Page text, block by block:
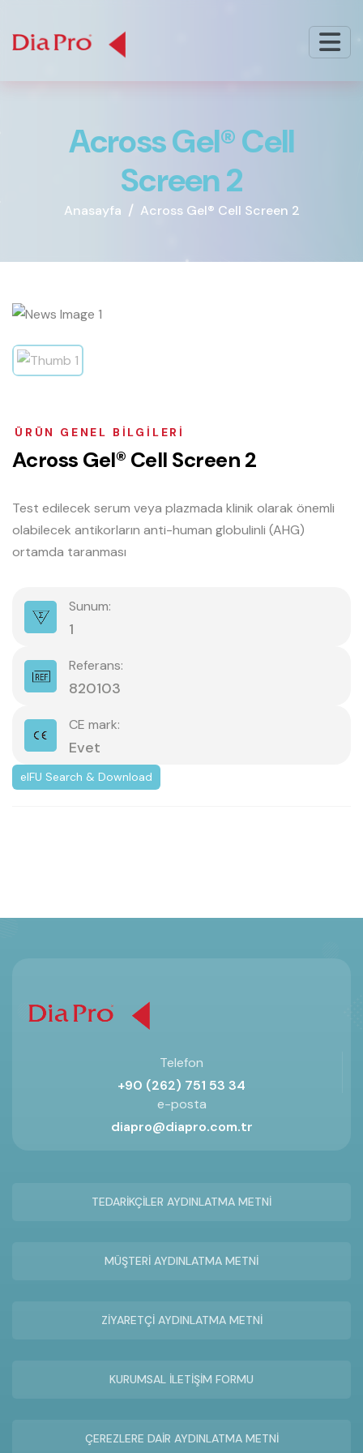
AcrossGel®Cell
Screen2
Anasayfa Across Gel® Cell Screen 2
ÜRÜN GENEL BILGILERI
Across Gel® Cell Screen 2
Test edilecek serum veya plazmada klinik olarak önemli
olabilecek antikorların anti-human globulinli (AHG)
ortamda taranması
Sunum:
1
Referans:
820103
CE mark:
Evet
eIFU Search & Download
Telefon
+90 (262) 751 53 34
e-posta
diapro@diapro.com.tr
TEDARİKÇİLER AYDINLATMA METNİ
MÜŞTERİ AYDINLATMA METNİ
ZİYARETÇİ AYDINLATMA METNİ
KURUMSAL İLETİŞİM FORMU
ÇEREZLERE DAİR AYDINLATMA METNİ